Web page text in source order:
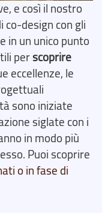
e così il nostro
co-design con gli
in un unico punto
perscoprire
eccellenze, le
sono iniziate
siglate con i
in modo più
Puoi scoprire
o in fase di